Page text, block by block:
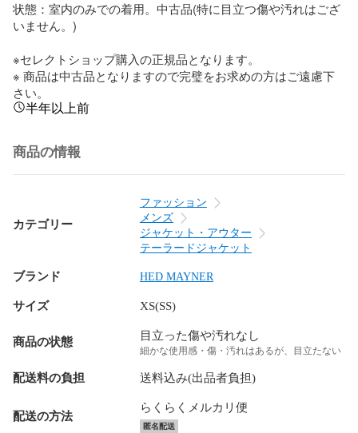
状態：室内のみでの着用。中古品(特に目立つ傷や汚れはござ
いません。)
※セレクトショップ購入の正規品となります。
※ 商品は中古品となりますので完璧をお求めの方はご遠慮下
さい。
半年以上前
商品の情報
カテゴリー
ファッション
メンズ
ジャケット・アウター
テーラードジャケット
ブランド HED MAYNER
サイズ XS(SS)
商品の状態 目立った傷や汚れなし
細かな使用感・傷・汚れはあるが、目立たない
配送料の負担 送料込み(出品者負担)
配送の方法
らくらくメルカリ便
匿名配送